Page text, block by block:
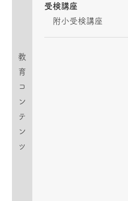
教
育
コ
ン
テ
ン
ツ
受検講座
附小受検講座